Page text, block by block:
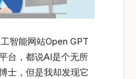
智能网站Open GPT
台，都说AI是个无所
士，但是我却发现它